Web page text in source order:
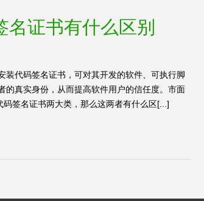
证书有什么区别
代码签名证书，可对其开发的软件、可执行脚
的真实身份，从而提高软件用户的信任度。市面
码签名证书两大类，那么这两者有什么区[...]